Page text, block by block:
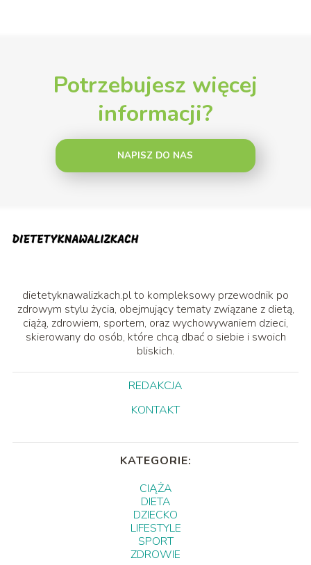
Potrzebujesz więcej
informacji?
NAPISZ DO NAS
dietetyknawalizkach.pl to kompleksowy przewodnik po
zdrowym stylu życia, obejmujący tematy związane z dietą,
ciążą, zdrowiem, sportem, oraz wychowywaniem dzieci,
skierowany do osób, które chcą dbać o siebie i swoich
bliskich.
REDAKCJA
KONTAKT
KATEGORIE:
CIĄŻA
DIETA
DZIECKO
LIFESTYLE
SPORT
ZDROWIE